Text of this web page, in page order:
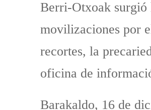
Berri-Otxoak surgió
movilizaciones por
recortes, la
oficina de
Barakaldo, 16 de